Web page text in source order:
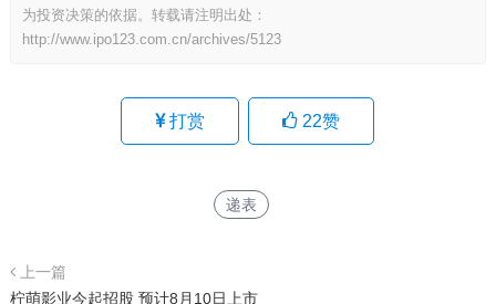
为投资决策的依据。转载请注明出处：
http://www.ipo123.com.cn/archives/5123
打赏 22赞
递表
上一篇
柠萌影业今起招股 预计8月10日上市